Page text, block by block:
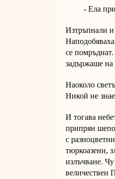
- Ела при
Изтръпнали и
се
задържаше на
Наоколо
Никой не
И тогава
припрян
с
тюркоазени,
излъчване.
величествен